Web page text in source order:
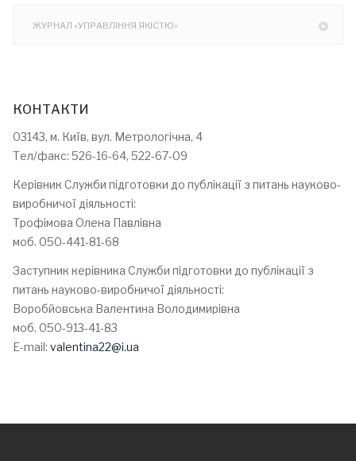
ЖУРНАЛ «УПРАВЛІННЯ ЯКІСТЮ»
КОНТАКТИ
03143, м. Київ, вул. Метрологічна, 4
Тел/факс: 526-16-64, 522-67-09
Керівник Служби підготовки до публікації з питань науково-
виробничої діяльності:
Трофімова Олена Павлівна
моб. 050-441-81-68
Заступник керівника Служби підготовки до публікації з
питань науково-виробничої діяльності:
Воробйовська Валентина Володимирівна
моб. 050-913-41-83
E-mail: valentina22@i.ua